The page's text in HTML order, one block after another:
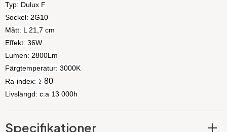
Typ: Dulux F
Sockel: 2G10
Mått: L 21,7 cm
Effekt: 36W
Lumen: 2800Lm
Färgtemperatur: 3000K
Ra-index: ≥ 80
Livslängd: c:a 13 000h
Specifikationer